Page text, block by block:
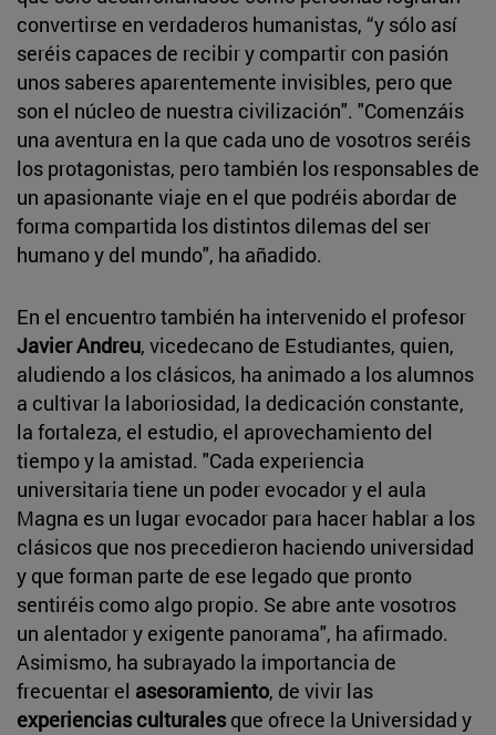
convertirse en verdaderos humanistas, “y sólo así
seréis capaces de recibir y compartir con pasión
unos saberes aparentemente invisibles, pero que
son el núcleo de nuestra civilización". "Comenzáis
una aventura en la que cada uno de vosotros seréis
los protagonistas, pero también los responsables de
un apasionante viaje en el que podréis abordar de
forma compartida los distintos dilemas del ser
humano y del mundo", ha añadido.
En el encuentro también ha intervenido el profesor
Javier Andreu, vicedecano de Estudiantes, quien,
aludiendo a los clásicos, ha animado a los alumnos
a cultivar la laboriosidad, la dedicación constante,
la fortaleza, el estudio, el aprovechamiento del
tiempo y la amistad. "Cada experiencia
universitaria tiene un poder evocador y el aula
Magna es un lugar evocador para hacer hablar a los
clásicos que nos precedieron haciendo universidad
y que forman parte de ese legado que pronto
sentiréis como algo propio. Se abre ante vosotros
un alentador y exigente panorama", ha afirmado.
Asimismo, ha subrayado la importancia de
frecuentar el asesoramiento, de vivir las
experiencias culturalesque ofrece la Universidad y